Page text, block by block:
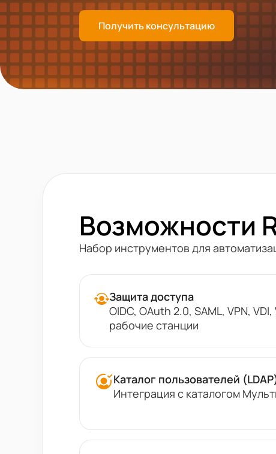
Получить консультацию
Возможности
Набор инструментов для
Защита доступа
OIDC, OAuth 2.0, SAML, VPN,
рабочие станции
Каталог пользователей
Интеграция с каталогом